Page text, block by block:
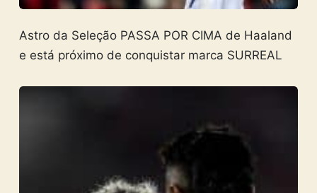
Astro da Seleção PASSA POR CIMA de Haaland
e está próximo de conquistar marca SURREAL